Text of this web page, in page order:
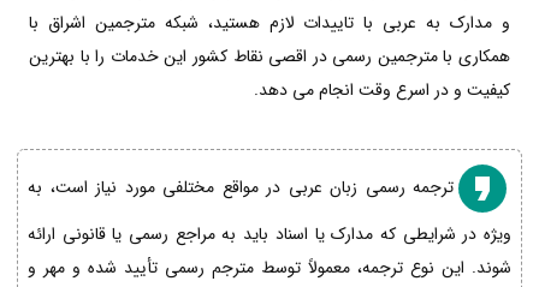
و مدارک به عربی با تاییدات لازم هستید، شبکه مترجمین اشراق با
همکاری با مترجمین رسمی در اقصی نقاط کشور این خدمات را با بهترین
کیفیت و در اسرع وقت انجام می دهد.
ترجمه رسمی زبان عربی در مواقع مختلفی مورد نیاز است، به
ویژه در شرایطی که مدارک یا اسناد باید به مراجع رسمی یا قانونی ارائه
شوند. این نوع ترجمه، معمولاً توسط مترجم رسمی تأیید شده و مهر و